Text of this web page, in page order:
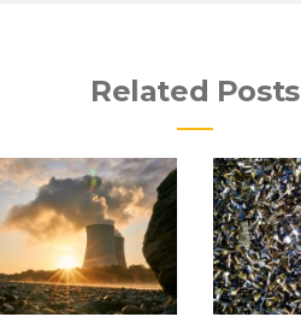
Related Posts